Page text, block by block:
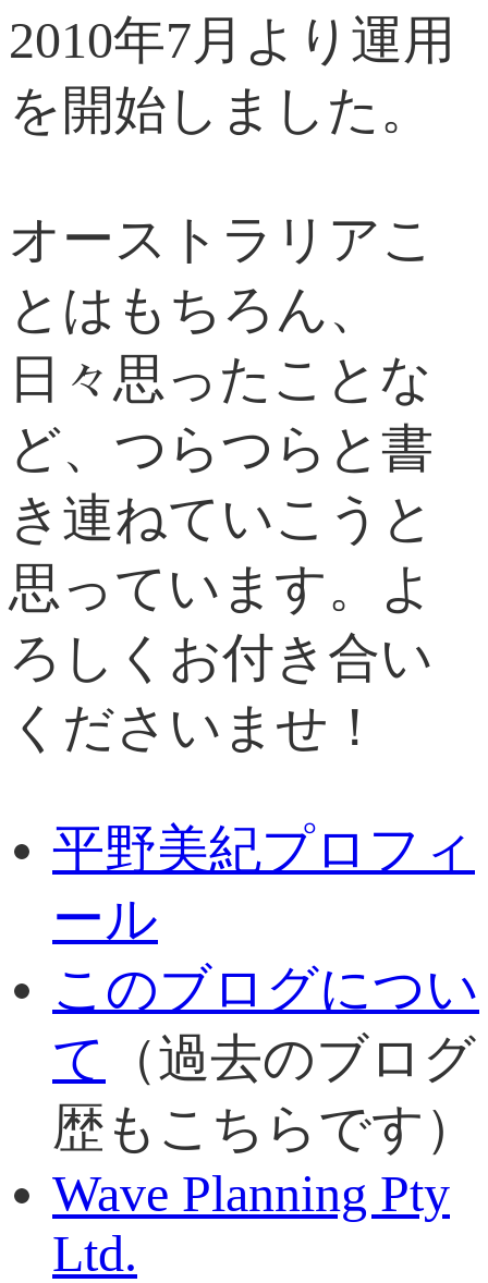
2010年7月より運用
を開始しました。
オーストラリアこ
とはもちろん、
日々思ったことな
ど、つらつらと書
き連ねていこうと
思っています。よ
ろしくお付き合い
くださいませ！
平野美紀プロフィ
ール
このブログについ
て
（過去のブログ
歴もこちらです）
Wave Planning Pty
Ltd.